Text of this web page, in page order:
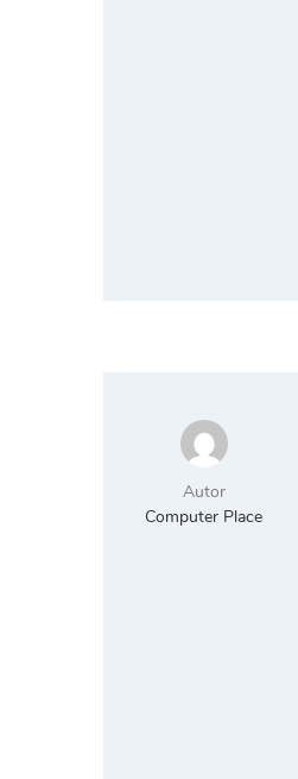
Autor
Computer Place